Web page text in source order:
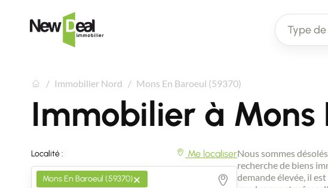
Type
Immobilier Nord Mons En Baroeul (59370)
Immobilier à Mons
Localité : Me localiser
×
Mons En Baroeul (59370)
Nous sommes
recherche de biens
demande élevée, il